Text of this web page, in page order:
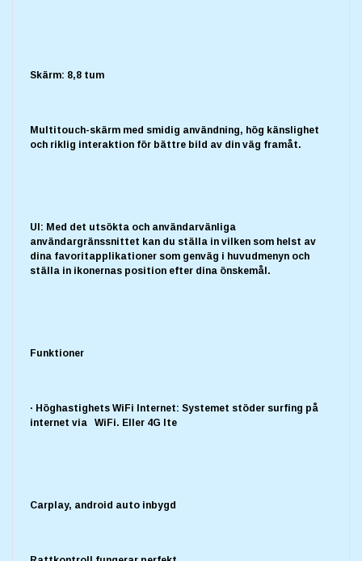
Skärm: 8,8 tum
Multitouch-skärm med smidig användning, hög känslighet
och riklig interaktion för bättre bild av din väg framåt.
UI: Med det utsökta och användarvänliga
användargränssnittet kan du ställa in vilken som helst av
dina favoritapplikationer som genväg i huvudmenyn och
ställa in ikonernas position efter dina önskemål.
Funktioner
· Höghastighets WiFi Internet: Systemet stöder surfing på
internet via WiFi. Eller 4G lte
Carplay, android auto inbygd